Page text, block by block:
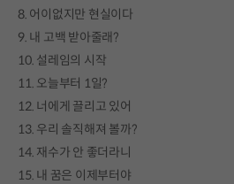
8. 어이없지만 현실이다
9. 내 고백 받아줄래?
10. 설레임의 시작
11. 오늘부터 1일?
12. 너에게 끌리고 있어
13. 우리 솔직해져 볼까?
14. 재수가 안 좋더라니
15. 내 꿈은 이제부터야